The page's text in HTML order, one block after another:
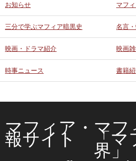
お知らせ マフ
三分で学ぶマフィア暗黒史 名言
映画・ドラマ紹介 映画
時事ニュース 書籍
マフィア・マフ
報サイト 「マ
界」